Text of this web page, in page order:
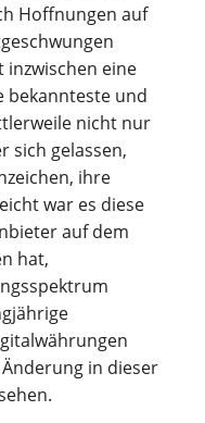
Vortrag finden
Hoffnungen auf
inzwischen eine
bekannteste und
nicht nur
sich gelassen,
ihre
war es diese
auf dem
hat,
in dieser